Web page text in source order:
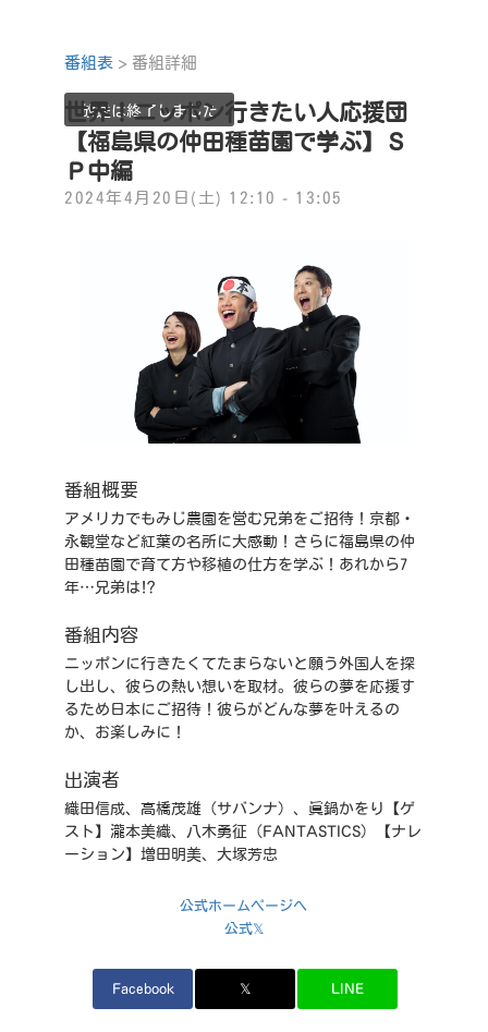
番組表 > 番組詳細
放送は終了しました
世界！ニッポン行きたい人応援団
【福島県の仲田種苗園で学ぶ】Ｓ
Ｐ中編
2024年4月20日(土) 12:10 - 13:05
番組概要
アメリカでもみじ農園を営む兄弟をご招待！京都・
永観堂など紅葉の名所に大感動！さらに福島県の仲
田種苗園で育て方や移植の仕方を学ぶ！あれから7
年…兄弟は⁉
番組内容
ニッポンに行きたくてたまらないと願う外国人を探
し出し、彼らの熱い想いを取材。彼らの夢を応援す
るため日本にご招待！彼らがどんな夢を叶えるの
か、お楽しみに！
出演者
織田信成、高橋茂雄（サバンナ）、眞鍋かをり【ゲ
スト】瀧本美織、八木勇征（FANTASTICS）【ナレ
ーション】増田明美、大塚芳忠
公式ホームページへ
公式𝕏
Facebook 𝕏 LINE